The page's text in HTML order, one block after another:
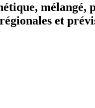
mélangé,
et